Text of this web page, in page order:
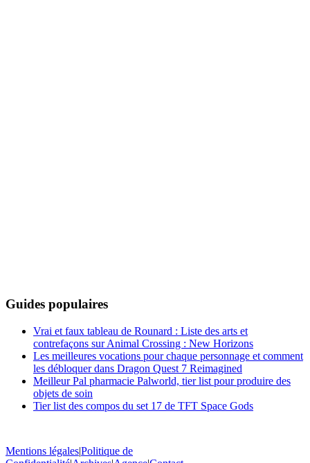
Guides populaires
Vrai et faux tableau de Rounard : Liste des arts et
contrefaçons sur Animal Crossing : New Horizons
Les meilleures vocations pour chaque personnage et comment
les débloquer dans Dragon Quest 7 Reimagined
Meilleur Pal pharmacie Palworld, tier list pour produire des
objets de soin
Tier list des compos du set 17 de TFT Space Gods
Mentions légales|Politique de